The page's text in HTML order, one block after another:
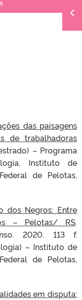
das paisagens
de trabalhadoras
– Programa
Instituto de
de Pelotas,
dos Negros: Entre
– Pelotas/ RS.
2020. 113 f.
– Instituto de
de Pelotas,
em disputa: